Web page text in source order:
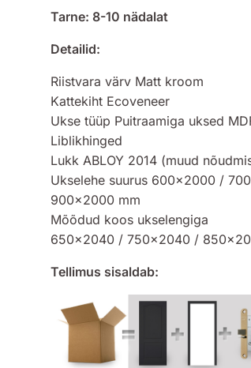
Tarne: 8-10 nädalat
Detailid:
Riistvara värv Matt kroom
Kattekiht Ecoveneer
Ukse tüüp Puitraamiga uksed
Liblikhinged
Lukk ABLOY 2014 (muud
Ukselehe suurus 600×2000 /
900×2000 mm
Mõõdud koos ukselengiga
650×2040 / 750×2040 /
Tellimus sisaldab: